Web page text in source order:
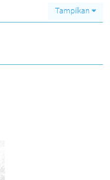
Tampilkan